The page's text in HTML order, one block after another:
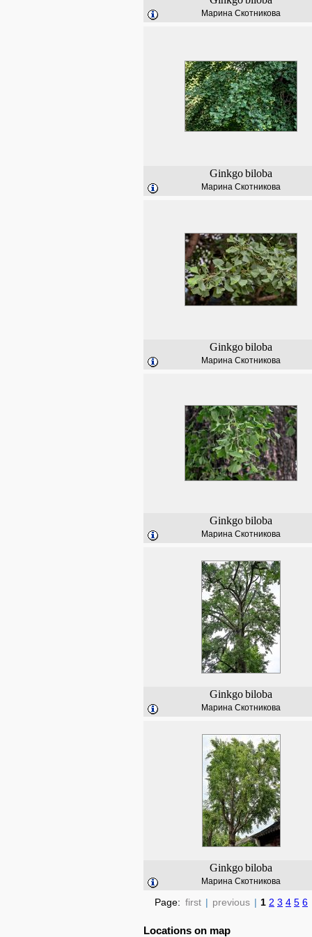
Марина Скотникова
Ginkgobiloba
Марина Скотникова
Ginkgobiloba
Марина Скотникова
Ginkgobiloba
Марина Скотникова
Ginkgobiloba
Марина Скотникова
Ginkgobiloba
Марина Скотникова
Page: first | previous | 1 2 3 4 5 6
Locations on map